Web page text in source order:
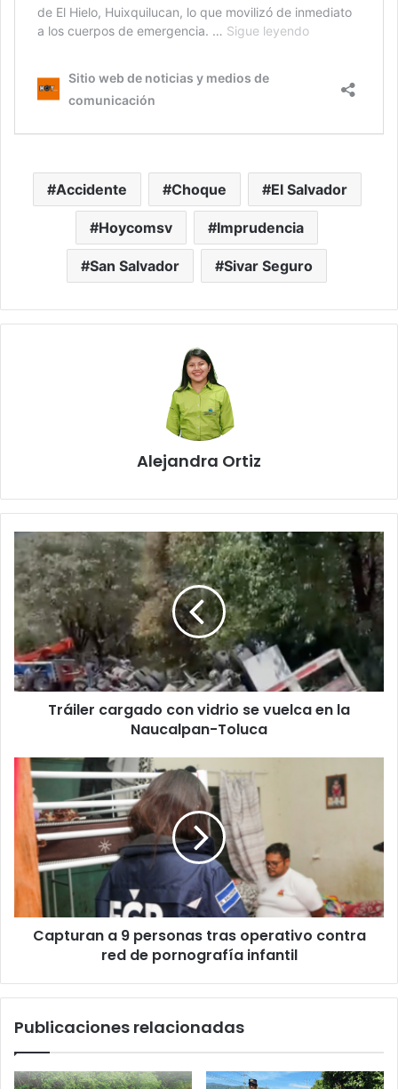
Accidente Choque El Salvador
Hoycomsv Imprudencia
San Salvador Sivar Seguro
Alejandra Ortiz
Tráiler
cargado
con
vidrio
se
vuelca
en
la
Naucalpan-
Tráiler cargado con vidrio se vuelca en la
Naucalpan-Toluca
Capturan
personas
tras
operativo
contra
red
de
pornografía
Capturan a 9 personas tras operativo contra
red de pornografía infantil
Publicaciones relacionadas